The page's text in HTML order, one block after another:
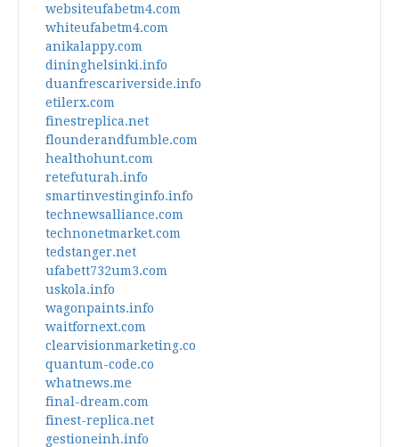
websiteufabetm4.com
whiteufabetm4.com
anikalappy.com
dininghelsinki.info
duanfrescariverside.info
etilerx.com
finestreplica.net
flounderandfumble.com
healthohunt.com
retefuturah.info
smartinvestinginfo.info
technewsalliance.com
technonetmarket.com
tedstanger.net
ufabett732um3.com
uskola.info
wagonpaints.info
waitfornext.com
clearvisionmarketing.co
quantum-code.co
whatnews.me
final-dream.com
finest-replica.net
gestioneinh.info